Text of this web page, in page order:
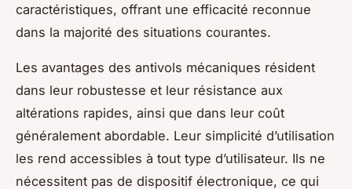
caractéristiques, offrant une efficacité reconnue
dans la majorité des situations courantes.
Les avantages des antivols mécaniques résident
dans leur robustesse et leur résistance aux
altérations rapides, ainsi que dans leur coût
généralement abordable. Leur simplicité d’utilisation
les rend accessibles à tout type d’utilisateur. Ils ne
nécessitent pas de dispositif électronique, ce qui